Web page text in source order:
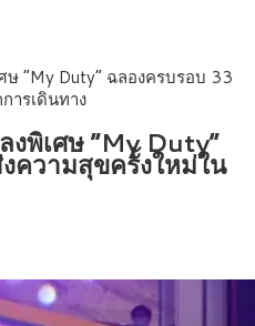
กครองเฝ้าระวัง หลังยึดล็อต
มองเฟดคงดอกเบี้ย
กม. เชื่อมเมืองหาดใหญ่
รับผู้ป่วยบัตรทอง 87% แต่ได้งบ
วนจัดสรรงบให้สอดคล้องภาระ
าทสัปดาห์นี้ซื้อขายในกรอบ
นสหรัฐฯ
ษ “My Duty” ฉลองครบรอบ 33
ารเดินทาง
งพิเศษ “My Duty”
ความสุขครั้งใหม่ใน